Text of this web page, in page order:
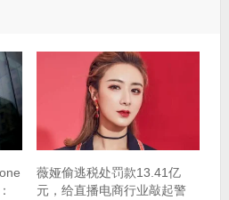
薇娅偷逃税处罚款13.41亿
元，给直播电商行业敲起警